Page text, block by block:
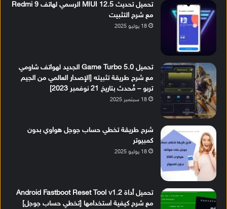
تحميل تحديث MIUI 12.5 الرسمي لهاتف Redmi 9
مع شرح التثبيت
18 يوليو 2025
تحميل Game Turbo 5.0 الجديد لهواتف شاومي
مع شرح طريقة تثبيته [الإصدار العالمي من الجيم
تربو – مُحدث بتاريخ 21 نوفمبر 2023]
18 سبتمبر 2025
شرح طريقة تخطي حساب جوجل هواوي بدون
كمبيوتر
18 يوليو 2025
تحميل أداة Android Fastboot Reset Tool v1.2
مع شرح كيفية استخدامها [تخطي حساب جوجل]